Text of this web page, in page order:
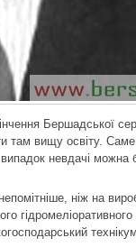
Бершадської
вищу освіту. Саме
випадок невдачі
ніж на